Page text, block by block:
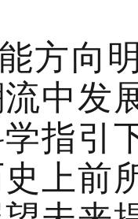
方向
中发
指引
上前